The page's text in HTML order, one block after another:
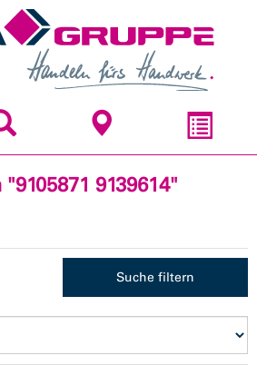
9139614"
Suche filtern